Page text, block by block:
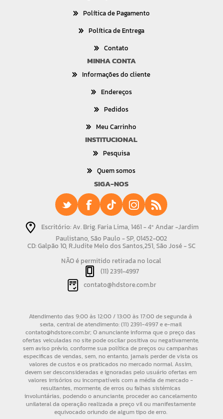
Política de Pagamento
Política de Entrega
Contato
MINHA CONTA
Informações do cliente
Endereços
Pedidos
Meu Carrinho
INSTITUCIONAL
Pesquisa
Quem somos
SIGA-NOS
Escritório: Av. Brig. Faria Lima, 1461 - 4º Andar -Jardim
Paulistano, São Paulo - SP, 01452-002
CD: Galpão 10, R.Judite Melo dos Santos,251, São José - SC
NÃO é permitido retirada no local
(11) 2391-4997
contato@hdstore.com.br